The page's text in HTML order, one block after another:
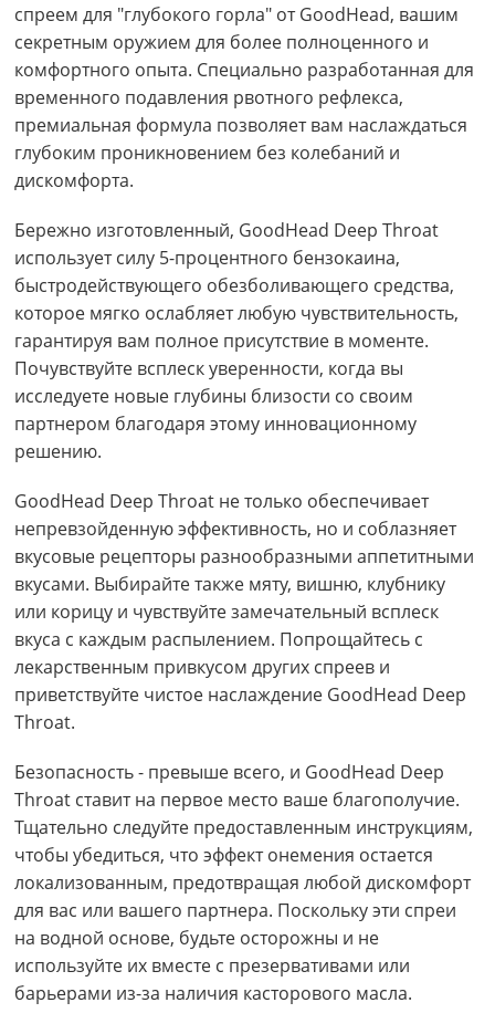
спреем для "глубокого горла" от GoodHead, вашим
секретным оружием для более полноценного и
комфортного опыта. Специально разработанная для
временного подавления рвотного рефлекса,
премиальная формула позволяет вам наслаждаться
глубоким проникновением без колебаний и
дискомфорта.
Бережно изготовленный, GoodHead Deep Throat
использует силу 5-процентного бензокаина,
быстродействующего обезболивающего средства,
которое мягко ослабляет любую чувствительность,
гарантируя вам полное присутствие в моменте.
Почувствуйте всплеск уверенности, когда вы
исследуете новые глубины близости со своим
партнером благодаря этому инновационному
решению.
GoodHead Deep Throat не только обеспечивает
непревзойденную эффективность, но и соблазняет
вкусовые рецепторы разнообразными аппетитными
вкусами. Выбирайте также мяту, вишню, клубнику
или корицу и чувствуйте замечательный всплеск
вкуса с каждым распылением. Попрощайтесь с
лекарственным привкусом других спреев и
приветствуйте чистое наслаждение GoodHead Deep
Throat.
Безопасность - превыше всего, и GoodHead Deep
Throat ставит на первое место ваше благополучие.
Тщательно следуйте предоставленным инструкциям,
чтобы убедиться, что эффект онемения остается
локализованным, предотвращая любой дискомфорт
для вас или вашего партнера. Поскольку эти спреи
на водной основе, будьте осторожны и не
используйте их вместе с презервативами или
барьерами из-за наличия касторового масла.